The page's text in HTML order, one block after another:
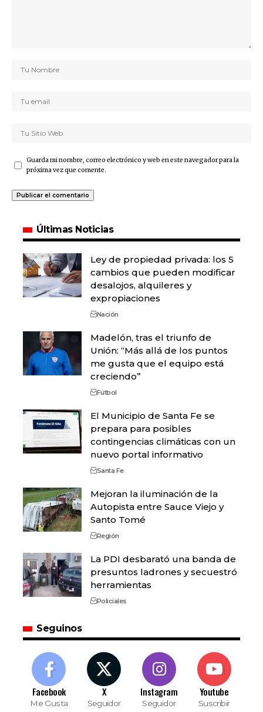
Guarda mi nombre, correo electrónico y web en este navegador para la
próxima vez que comente.
Últimas Noticias
Ley de propiedad privada: los 5
cambios que pueden modificar
desalojos, alquileres y
expropiaciones
Nación
Madelón, tras el triunfo de
Unión: “Más allá de los puntos
me gusta que el equipo está
creciendo”
Fútbol
El Municipio de Santa Fe se
prepara para posibles
contingencias climáticas con un
nuevo portal informativo
Santa Fe
Mejoran la iluminación de la
Autopista entre Sauce Viejo y
Santo Tomé
Región
La PDI desbarató una banda de
presuntos ladrones y secuestró
herramientas
Policiales
Seguinos
Facebook
Me Gusta
X
Seguidor
Instagram
Seguidor
Youtube
Suscribir